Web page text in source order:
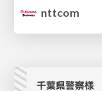
nttcom